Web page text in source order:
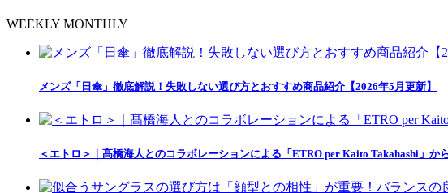
WEEKLY MONTHLY
メンズ「日傘」徹底解説！失敗しない選び方とおすすめ商品紹介【2026年5月更新】
＜エトロ＞｜髙橋海人とのコラボレーションによる「ETRO per Kaito Takahashi」か